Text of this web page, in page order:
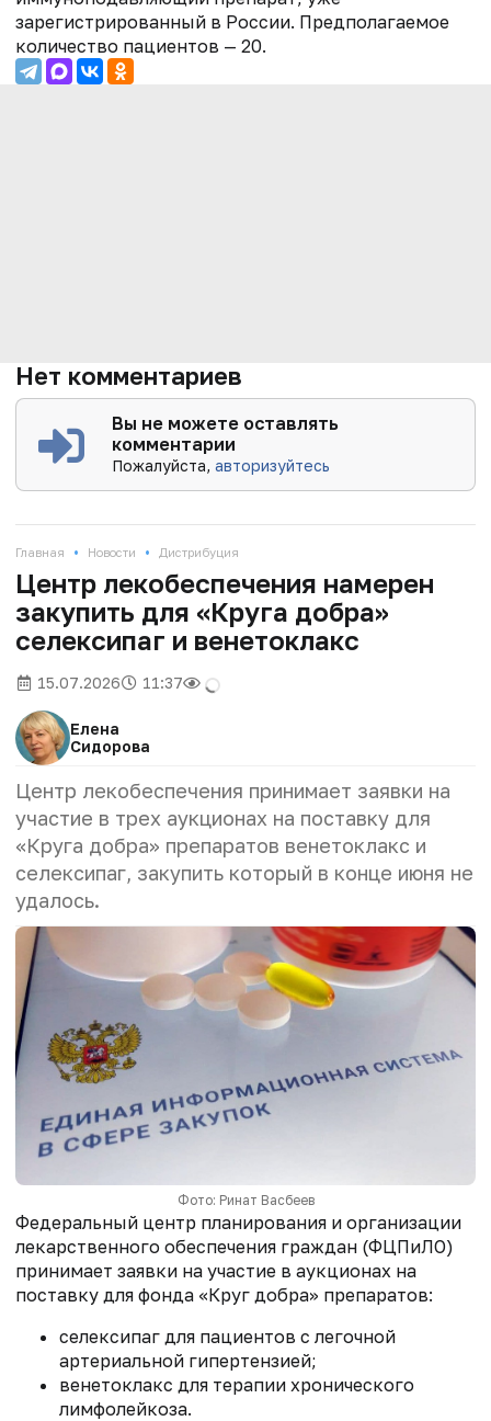
зарегистрированный в России. Предполагаемое
количество пациентов — 20.
Нет комментариев
Вы не можете оставлять
комментарии
Пожалуйста,авторизуйтесь
Главная • Новости • Дистрибуция
Центр лекобеспечения намерен
закупить для «Круга добра»
селексипаг и венетоклакс
15.07.2026 11:37
Елена
Сидорова
Центр лекобеспечения принимает заявки на
участие в трех аукционах на поставку для
«Круга добра» препаратов венетоклакс и
селексипаг, закупить который в конце июня не
удалось.
Фото: Ринат Васбеев
Федеральный центр планирования и организации
лекарственного обеспечения граждан (ФЦПиЛО)
принимает заявки на участие в аукционах на
поставку для фонда «Круг добра» препаратов:
селексипаг для пациентов с легочной
артериальной гипертензией;
венетоклакс для терапии хронического
лимфолейкоза.